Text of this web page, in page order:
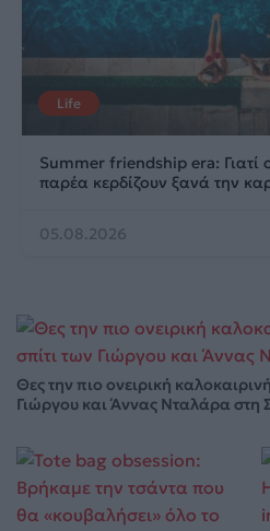
Life
Summer friendship era: Γιατί
παρέα κερδίζουν ξανά την
05.08.2026
Θες την πιο ονειρική
Γιώργου και Άννας Νταλάρα στη